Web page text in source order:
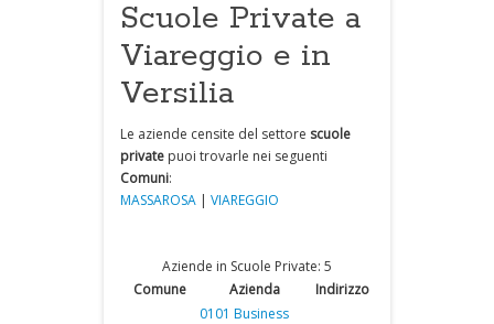
Scuole Private a
Viareggio e in
Versilia
Le aziende censite del settore scuole
private puoi trovarle nei seguenti
Comuni:
MASSAROSA | VIAREGGIO
Aziende in Scuole Private: 5
Comune
Azienda Indirizzo
0101 Business